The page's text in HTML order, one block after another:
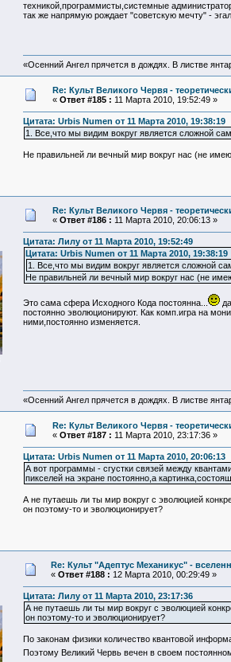
техникой,программисты,системные
так же напрямую рождает "советскую мечту" -
«Осенний Ангел прячется в дождях. В листве
Re: Культ Великого Червя -
« Ответ #185 : 11 Марта 2010, 19:52:49 »
Цитата: Urbis Numen от 11 Марта 2010, 19:38:19
1. Все,что мы видим вокруг является сложной
Не правильней ли вечный мир вокруг нас (не
Re: Культ Великого Червя -
« Ответ #186 : 11 Марта 2010, 20:06:13 »
Цитата: Лилу от 11 Марта 2010, 19:52:49
Цитата: Urbis Numen от 11 Марта 2010, 19:38:19
1. Все,что мы видим вокруг является сложной
Не правильней ли вечный мир вокруг нас (не
Это сама сфера Исходного Кода постоянна...
да
постоянно эволюционируют. Как комп.игра на
ними,постоянно изменяется.
«Осенний Ангел прячется в дождях. В листве
Re: Культ Великого Червя -
« Ответ #187 : 11 Марта 2010, 23:17:36 »
Цитата: Urbis Numen от 11 Марта 2010, 20:06:13
А вот программы - сгустки связей между
пикселей на экране постоянно,а
А не путаешь ли ты мир вокруг с эволюцией
он поэтому-то и эволюционирует?
Re: Культ "Адептус Механикус" -
« Ответ #188 : 12 Марта 2010, 00:29:49 »
Цитата: Лилу от 11 Марта 2010, 23:17:36
А не путаешь ли ты мир вокруг с эволюцией
он поэтому-то и эволюционирует?
По законам физики количество квантовой
Поэтому Великий Червь вечен в своем